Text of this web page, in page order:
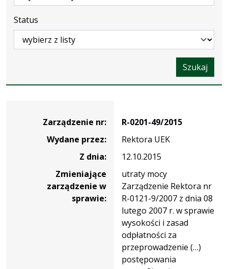
Status
Szukaj
Zarządzenie nr:
R-0201-49/2015
Wydane przez:
Rektora UEK
Z dnia:
12.10.2015
Zmieniające
zarządzenie w
sprawie:
utraty mocy
Zarządzenie Rektora nr
R-0121-9/2007 z dnia 08
lutego 2007 r. w sprawie
wysokości i zasad
odpłatności za
przeprowadzenie (…)
postępowania